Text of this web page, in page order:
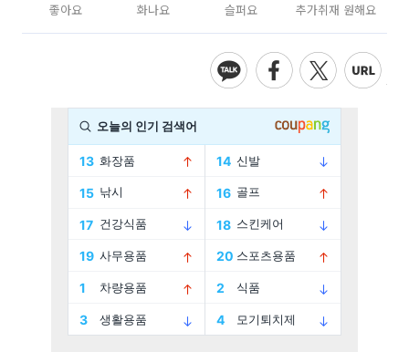
좋아요 화나요 슬퍼요 추가취재 원해요